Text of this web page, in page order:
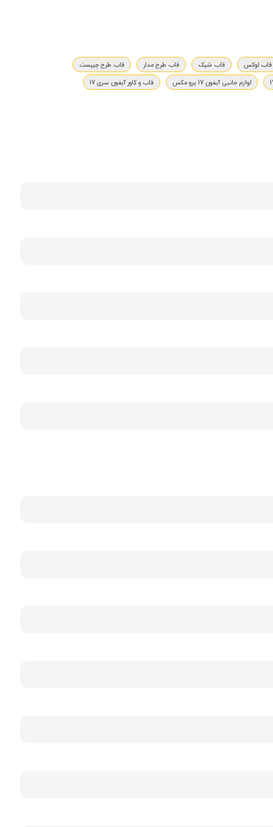
قاب لوکس قاب شیک قاب طرح مدار
قاب طرح چیپست
لوازم جانبی آیفون 17 پرو مکس
قاب و کاور آیفون سری 17